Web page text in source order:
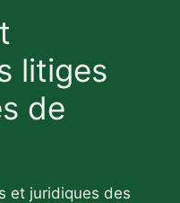
litiges
de
et juridiques des